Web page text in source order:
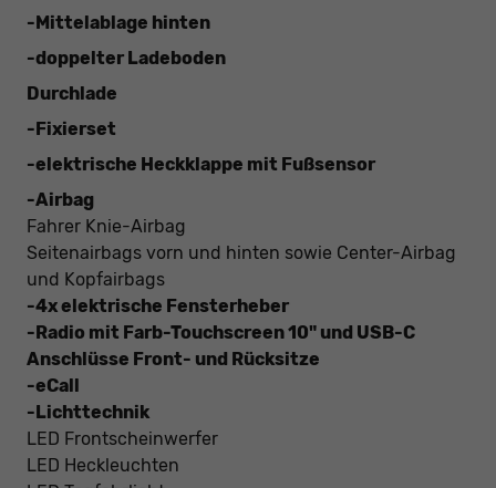
-Mittelablage hinten
-doppelter Ladeboden
Durchlade
-Fixierset
-elektrische Heckklappe mit Fußsensor
-Airbag
Fahrer Knie-Airbag
Seitenairbags vorn und hinten sowie Center-Airbag
und Kopfairbags
-4x elektrische Fensterheber
-Radio mit Farb-Touchscreen 10" und USB-C
Anschlüsse Front- und Rücksitze
-eCall
-Lichttechnik
LED Frontscheinwerfer
LED Heckleuchten